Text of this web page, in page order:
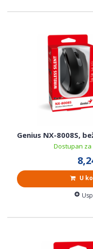
Genius NX-8008S,
Dostupan
U